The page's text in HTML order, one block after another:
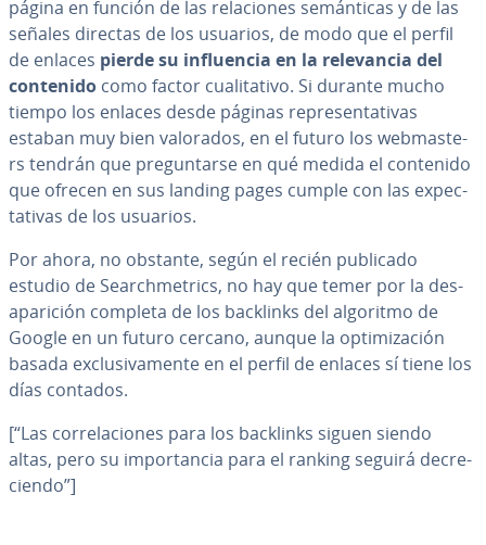
página en función de las re­la­cio­nes se­má­n­ti­cas y de las
señales directas de los usuarios, de modo que el perfil
de enlaces pierde su in­flue­n­cia en la re­le­va­n­cia del
contenido como factor cua­li­ta­ti­vo. Si durante mucho
tiempo los enlaces desde páginas re­pre­se­n­ta­ti­vas
estaban muy bien valorados, en el futuro los we­b­ma­s­te­
rs tendrán que pre­gu­n­tar­se en qué medida el contenido
que ofrecen en sus landing pages cumple con las ex­pe­c­
ta­ti­vas de los usuarios.
Por ahora, no obstante, según el recién publicado
estudio de Sea­r­ch­me­tri­cs, no hay que temer por la des­
apa­ri­ción completa de los backlinks del algoritmo de
Google en un futuro cercano, aunque la op­ti­mi­za­ción
basada ex­clu­si­va­me­n­te en el perfil de enlaces sí tiene los
días contados.
[“Las co­rre­la­cio­nes para los backlinks siguen siendo
altas, pero su im­po­r­ta­n­cia para el ranking seguirá de­cre­
cie­n­do”]